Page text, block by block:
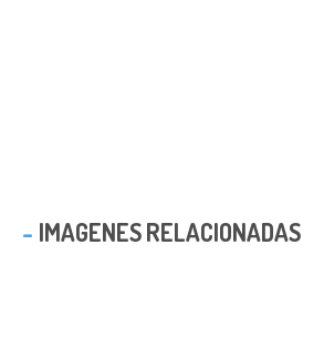
IMAGENES RELACIONADAS